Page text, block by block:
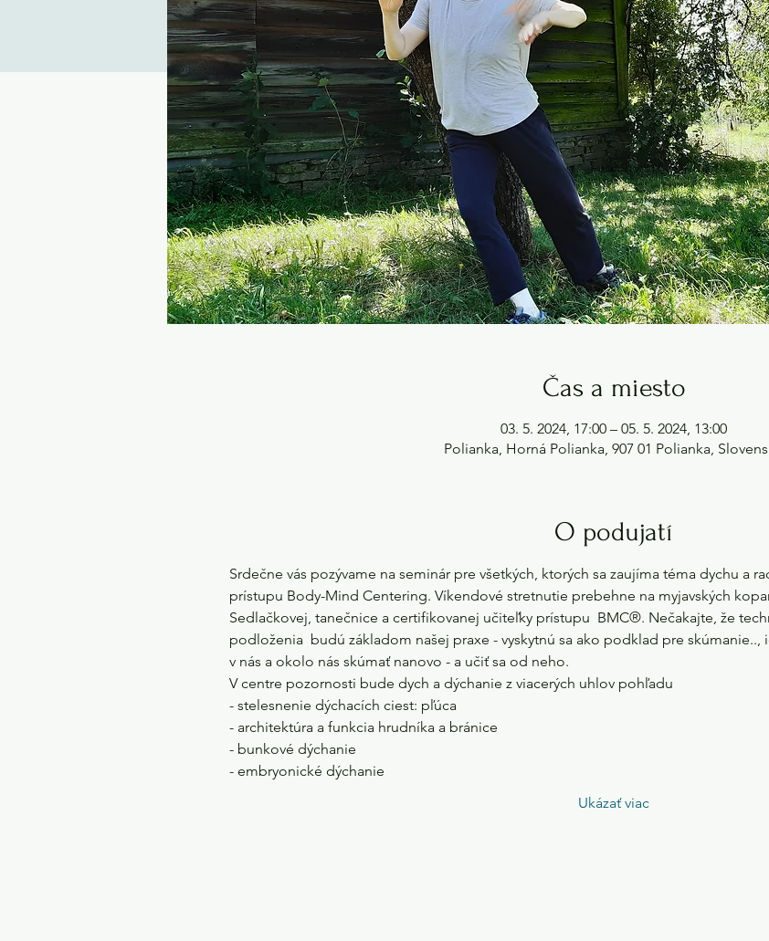
Čas a miesto
03. 5. 2024, 17:00 – 05. 5. 2024, 13:00
Polianka, Horná Polianka, 907 01 Polianka,
O podujatí
Srdečne vás pozývame na seminár pre všetkých, ktorých sa zaujíma téma dychu a
prístupu Body-Mind Centering. Víkendové stretnutie prebehne na myjavských
Sedlačkovej, tanečnice a certifikovanej učiteľky prístupu  BMC®. Nečakajte, že
podloženia  budú základom našej praxe - vyskytnú sa ako podklad pre skúmanie..,
v nás a okolo nás skúmať nanovo - a učiť sa od neho.
V centre pozornosti bude dych a dýchanie z viacerých uhlov pohľadu
- stelesnenie dýchacích ciest: pľúca
- architektúra a funkcia hrudníka a bránice
- bunkové dýchanie
- embryonické dýchanie
Ukázať viac